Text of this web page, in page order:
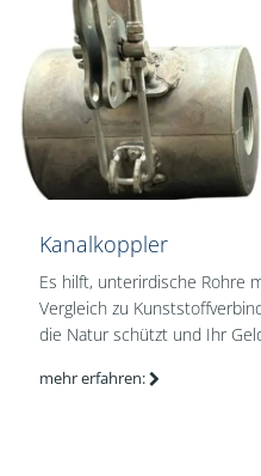
Kanalkoppler
Es hilft, unterirdische Rohre
Vergleich zu
die Natur schützt und Ihr
mehr erfahren: